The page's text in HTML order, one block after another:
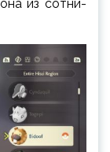
из сотни-